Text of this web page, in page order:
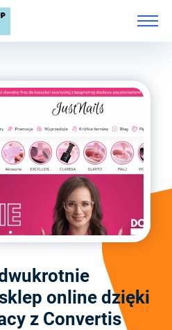
online dzięki
z Convertis